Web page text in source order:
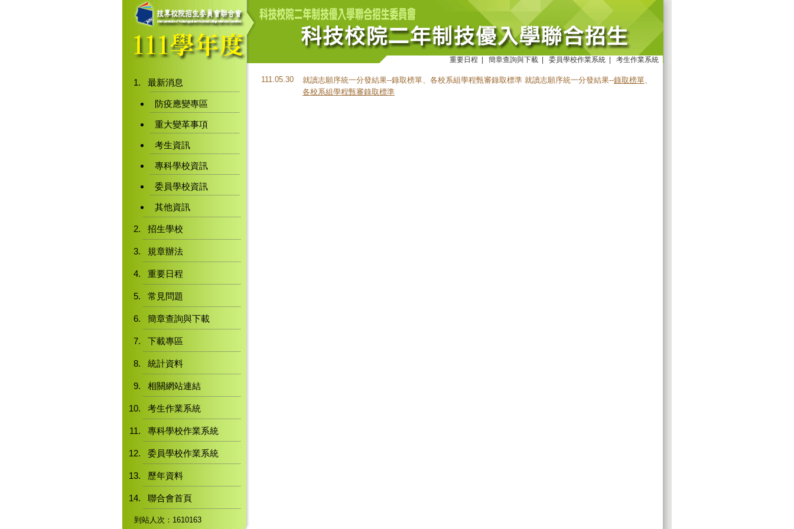
重要日程 簡章查詢與下載 委員學校作業系統 考生作業系統
最新消息
防疫應變專區
重大變革事項
考生資訊
專科學校資訊
委員學校資訊
其他資訊
招生學校
規章辦法
重要日程
常見問題
簡章查詢與下載
下載專區
統計資料
相關網站連結
考生作業系統
專科學校作業系統
委員學校作業系統
歷年資料
聯合會首頁
到站人次：1610163
111.05.30 就讀志願序統一分發結果--錄取榜單、各校系組學程甄審錄取標準 就讀志願序統一分發結果--錄取榜單、
各校系組學程甄審錄取標準